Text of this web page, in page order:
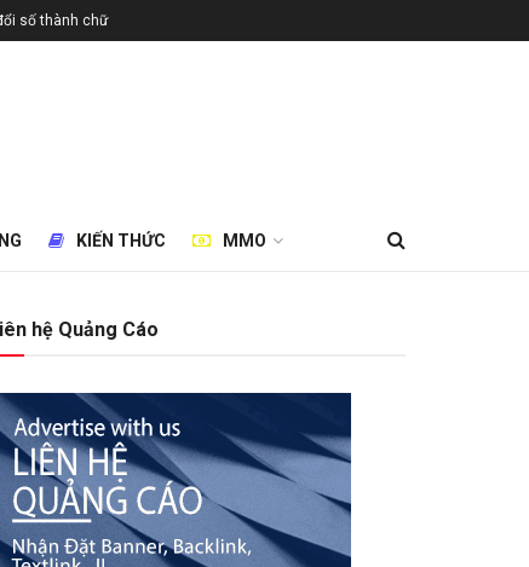
số thành chữ
KIẾN THỨC MMO
hệ Quảng Cáo